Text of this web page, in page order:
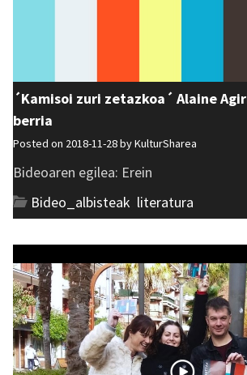
´Kamisoi zuri zetazkoa´ Alaine
berria
Posted on 2018-11-28 byKulturSharea
Bideoaren egilea: Erein
Bideo_albisteak literatura